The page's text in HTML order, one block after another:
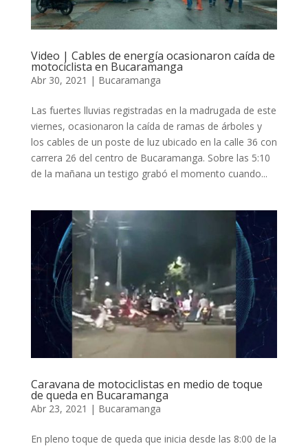
Video | Cables de energía ocasionaron caída de
motociclista en Bucaramanga
Abr 30, 2021 | Bucaramanga
Las fuertes lluvias registradas en la madrugada de este
viernes, ocasionaron la caída de ramas de árboles y
los cables de un poste de luz ubicado en la calle 36 con
carrera 26 del centro de Bucaramanga. Sobre las 5:10
de la mañana un testigo grabó el momento cuando...
Caravana de motociclistas en medio de toque
de queda en Bucaramanga
Abr 23, 2021 | Bucaramanga
En pleno toque de queda que inicia desde las 8:00 de la